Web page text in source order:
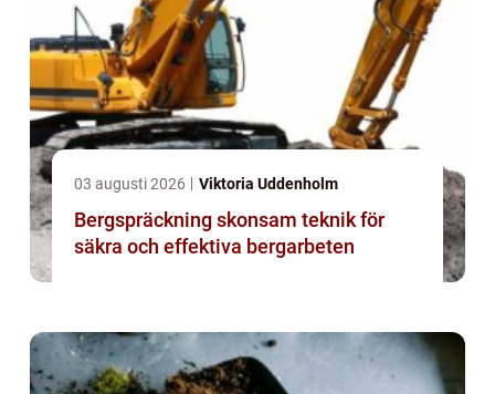
03 augusti 2026 Viktoria Uddenholm
Bergspräckning skonsam teknik för
säkra och effektiva bergarbeten